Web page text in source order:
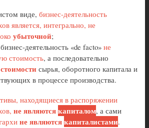
виде, бизнес-деятельность
является, интегрально, не
убыточной;
деятельность «de facto» не
стоимость, а последовательно
сырья, оборотного капитала и
в процессе производства.
находящиеся в распоряжении
не являютсякапиталом, а сами
не являютсякапиталистами.